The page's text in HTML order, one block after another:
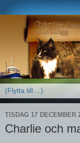
TISDAG 17 DECEMBER
Charlie och